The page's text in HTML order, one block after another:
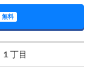
１丁目